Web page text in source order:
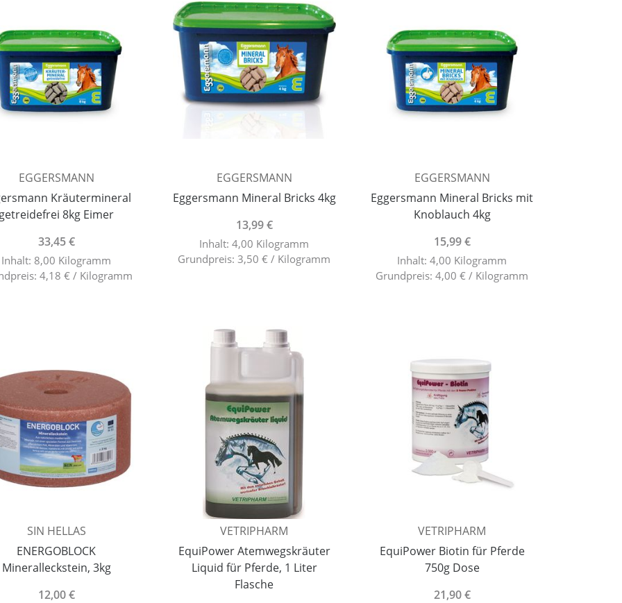
EGGERSMANN
Kräutermineral
8kg Eimer
33,45 €
Inhalt: 8,00 Kilogramm
4,18 € / Kilogramm
EGGERSMANN
Eggersmann Mineral Bricks 4kg
13,99 €
Inhalt: 4,00 Kilogramm
Grundpreis: 3,50 € / Kilogramm
EGGERSMANN
Eggersmann Mineral Bricks mit
Knoblauch 4kg
15,99 €
Inhalt: 4,00 Kilogramm
Grundpreis: 4,00 € / Kilogramm
SIN HELLAS
ENERGOBLOCK
Mineralleckstein, 3kg
12,00 €
VETRIPHARM
EquiPower Atemwegskräuter
Liquid für Pferde, 1 Liter
Flasche
VETRIPHARM
EquiPower Biotin für Pferde
750g Dose
21,90 €